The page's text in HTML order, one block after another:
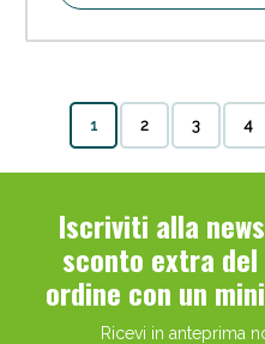
1 2 3 4
Iscriviti alla
sconto extra
ordine con un
Ricevi in anteprima